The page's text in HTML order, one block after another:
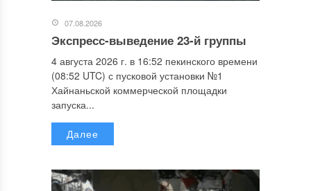
07.08.2026
Экспресс-выведение 23-й группы
4 августа 2026 г. в 16:52 пекинского времени
(08:52 UTC) с пусковой установки №1
Хайнаньской коммерческой площадки
запуска...
Далее